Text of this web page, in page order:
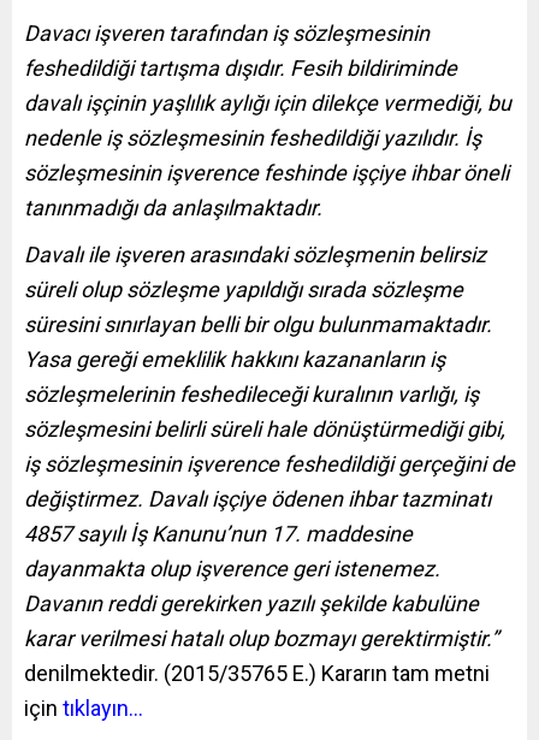
Davacı işveren tarafından iş sözleşmesinin
feshedildiği tartışma dışıdır. Fesih bildiriminde
davalı işçinin yaşlılık aylığı için dilekçe vermediği, bu
nedenle iş sözleşmesinin feshedildiği yazılıdır. İş
sözleşmesinin işverence feshinde işçiye ihbar öneli
tanınmadığı da anlaşılmaktadır.
Davalı ile işveren arasındaki sözleşmenin belirsiz
süreli olup sözleşme yapıldığı sırada sözleşme
süresini sınırlayan belli bir olgu bulunmamaktadır.
Yasa gereği emeklilik hakkını kazananların iş
sözleşmelerinin feshedileceği kuralının varlığı, iş
sözleşmesini belirli süreli hale dönüştürmediği gibi,
iş sözleşmesinin işverence feshedildiği gerçeğini de
değiştirmez. Davalı işçiye ödenen ihbar tazminatı
4857sayılı İş Kanunu’nun 17. maddesine
dayanmakta olup işverence geri istenemez.
Davanın reddi gerekirken yazılı şekilde kabulüne
karar verilmesi hatalı olup bozmayı gerektirmiştir.”
denilmektedir. (2015/35765 E.) Kararın tam metni
için tıklayın…